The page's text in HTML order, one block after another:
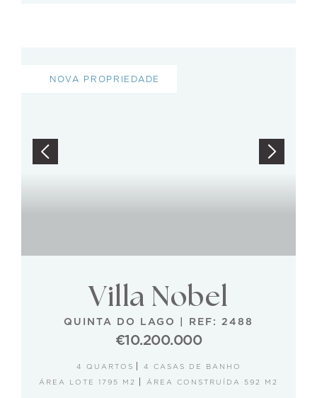
NOVA PROPRIEDADE
Villa Nobel
QUINTA DO LAGO REF: 2488
€10.200.000
4 QUARTOS
4 CASAS DE BANHO
ÁREA LOTE 1795 M2
ÁREA CONSTRUÍDA 592 M2